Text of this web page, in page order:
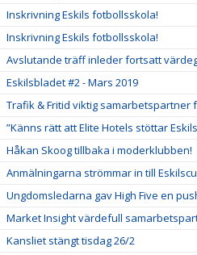
Inskrivning Eskils fotbollsskola!
Inskrivning Eskils fotbollsskola!
Avslutande träff inleder fortsatt
Eskilsbladet #2 - Mars 2019
Trafik & Fritid viktig samarbetspartner
”Känns rätt att Elite Hotels stöttar
Håkan Skoog tillbaka i moderklubben!
Anmälningarna strömmar in till
Ungdomsledarna gav High Five en
Market Insight värdefull
Kansliet stängt tisdag 26/2